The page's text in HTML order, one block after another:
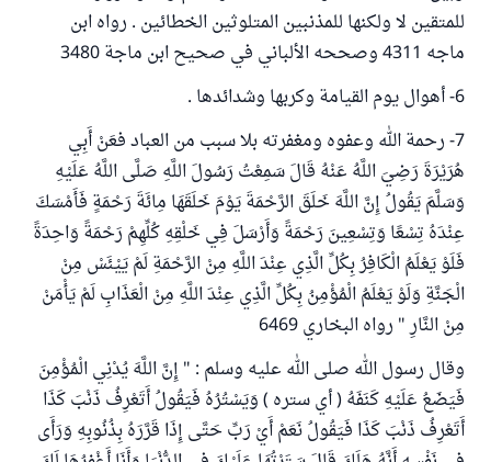
للمتقين لا ولكنها للمذنبين المتلوثين الخطائين . رواه ابن
ماجه 4311 وصححه الألباني في صحيح ابن ماجة 3480
6- أهوال يوم القيامة وكربها وشدائدها .
7- رحمة الله وعفوه ومغفرته بلا سبب من العباد فعَنْ أَبِي
هُرَيْرَةَ رَضِيَ اللَّهُ عَنْهُ قَالَ سَمِعْتُ رَسُولَ اللَّهِ صَلَّى اللَّهُ عَلَيْهِ
وَسَلَّمَ يَقُولُ إِنَّ اللَّهَ خَلَقَ الرَّحْمَةَ يَوْمَ خَلَقَهَا مِائَةَ رَحْمَةٍ فَأَمْسَكَ
عِنْدَهُ تِسْعًا وَتِسْعِينَ رَحْمَةً وَأَرْسَلَ فِي خَلْقِهِ كُلِّهِمْ رَحْمَةً وَاحِدَةً
فَلَوْ يَعْلَمُ الْكَافِرُ بِكُلِّ الَّذِي عِنْدَ اللَّهِ مِنْ الرَّحْمَةِ لَمْ يَيْئَسْ مِنْ
الْجَنَّةِ وَلَوْ يَعْلَمُ الْمُؤْمِنُ بِكُلِّ الَّذِي عِنْدَ اللَّهِ مِنْ الْعَذَابِ لَمْ يَأْمَنْ
مِنْ النَّارِ " رواه البخاري 6469
وقال رسول الله صلى الله عليه وسلم : " إِنَّ اللَّهَ يُدْنِي الْمُؤْمِنَ
فَيَضَعُ عَلَيْهِ كَنَفَهُ ( أي ستره ) وَيَسْتُرُهُ فَيَقُولُ أَتَعْرِفُ ذَنْبَ كَذَا
أَتَعْرِفُ ذَنْبَ كَذَا فَيَقُولُ نَعَمْ أَيْ رَبِّ حَتَّى إِذَا قَرَّرَهُ بِذُنُوبِهِ وَرَأَى